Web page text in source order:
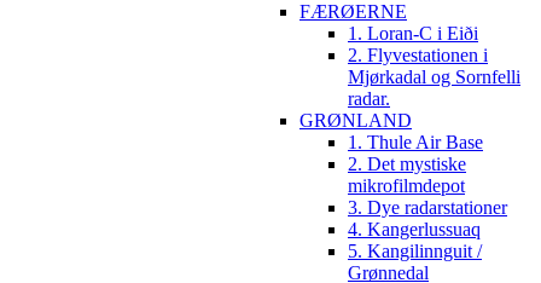
FÆRØERNE
1. Loran-C i Eiði
2. Flyvestationen i
Mjørkadal og Sornfelli
radar.
GRØNLAND
1. Thule Air Base
2. Det mystiske
mikrofilmdepot
3. Dye radarstationer
4. Kangerlussuaq
5. Kangilinnguit /
Grønnedal